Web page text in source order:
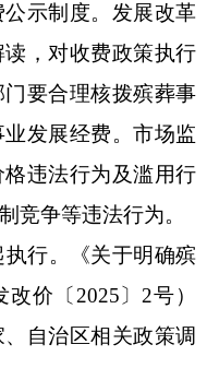
示制度。发展改革
，对收费政策执行
要合理核拨殡葬事
发展经费。市场监
违法行为及滥用行
竞争等违法行为。
执行。 《关于明确殡
改价 〔 2025 〕 2号）
自治区相关政策调